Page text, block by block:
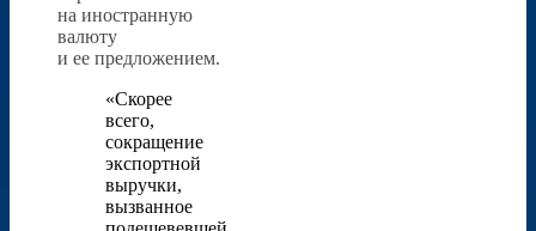
на иностранную
валюту
и ее предложением.
«Скорее
всего,
сокращение
экспортной
выручки,
вызванное